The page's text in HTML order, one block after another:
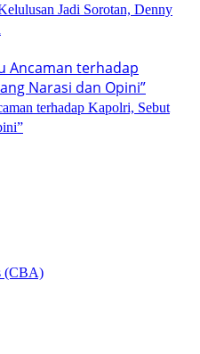
Jadi Sorotan, Denny
terhadap Kapolri, Sebut
(CBA)